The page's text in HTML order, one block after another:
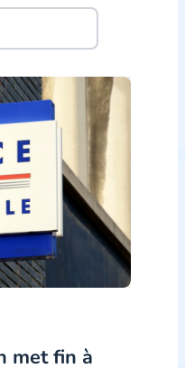
met fin à